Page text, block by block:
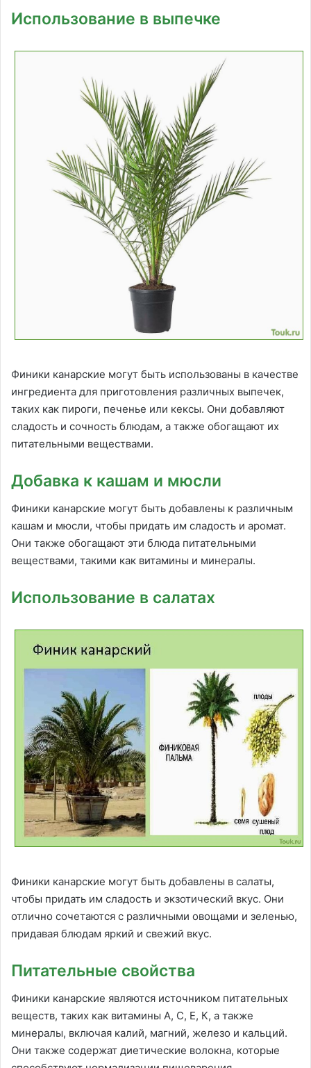
Использование в выпечке
Финики канарские могут быть использованы в качестве
ингредиента для приготовления различных выпечек,
таких как пироги, печенье или кексы. Они добавляют
сладость и сочность блюдам, а также обогащают их
питательными веществами.
Добавка к кашам и мюсли
Финики канарские могут быть добавлены к различным
кашам и мюсли, чтобы придать им сладость и аромат.
Они также обогащают эти блюда питательными
веществами, такими как витамины и минералы.
Использование в салатах
Финики канарские могут быть добавлены в салаты,
чтобы придать им сладость и экзотический вкус. Они
отлично сочетаются с различными овощами и зеленью,
придавая блюдам яркий и свежий вкус.
Питательные свойства
Финики канарские являются источником питательных
веществ, таких как витамины А, С, Е, К, а также
минералы, включая калий, магний, железо и кальций.
Они также содержат диетические волокна, которые